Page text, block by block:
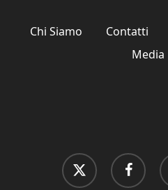
Chi Siamo Contatti
Media
x-
twitter
facebook